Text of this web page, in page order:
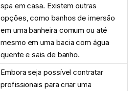
spa em casa. Existem outras
opções, como banhos de imersão
em uma banheira comum ou até
mesmo em uma bacia com água
quente e sais de banho.
Embora seja possível contratar
profissionais para criar uma